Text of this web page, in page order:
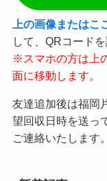
上の画像または
して、QRコード
※スマホの方は上
面に移動します。
友達追加後は福岡
望回収日時を送っ
ご連絡いたします。